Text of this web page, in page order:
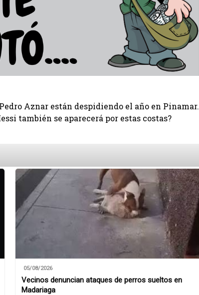
Aznar están despidiendo el año en Pinamar.
también se aparecerá por estas costas?
05/08/2026
Vecinos denuncian ataques de perros sueltos en
Madariaga